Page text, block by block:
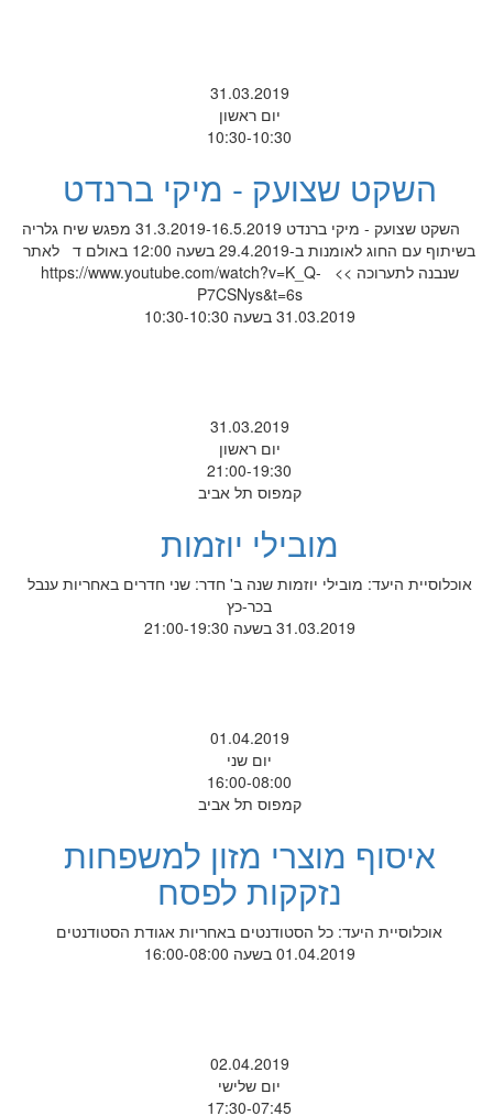
31.03.2019
יום ראשון
10:30-10:30
השקט שצועק - מיקי ברנדט
השקט שצועק - מיקי ברנדט 31.3.2019-16.5.2019 מפגש שיח גלריה
בשיתוף עם החוג לאומנות ב-29.4.2019 בשעה 12:00 באולם ד לאתר
שנבנה לתערוכה >> https://www.youtube.com/watch?v=K_Q-
P7CSNys&t=6s
31.03.2019 בשעה 10:30-10:30
31.03.2019
יום ראשון
21:00-19:30
קמפוס תל אביב
מובילי יוזמות
אוכלוסיית היעד: מובילי יוזמות שנה ב' חדר: שני חדרים באחריות ענבל
בכר-כץ
31.03.2019 בשעה 21:00-19:30
01.04.2019
יום שני
16:00-08:00
קמפוס תל אביב
איסוף מוצרי מזון למשפחות
נזקקות לפסח
אוכלוסיית היעד: כל הסטודנטים באחריות אגודת הסטודנטים
01.04.2019 בשעה 16:00-08:00
02.04.2019
יום שלישי
17:30-07:45